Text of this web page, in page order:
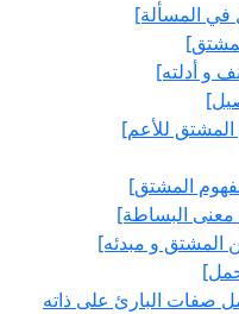
في المسألة]
المشتق‏]
البساطة]
المشتق و مبدئه‏]
صفات البارئ على ذاته